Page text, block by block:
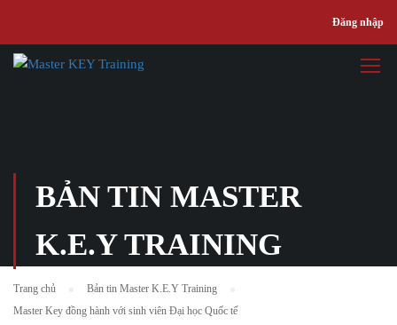
Đăng nhập
BẢN TIN MASTER
K.E.Y TRAINING
Trang chủ
Bản tin Master K.E.Y Training
Master Key đồng hành với sinh viên Đại học Quốc tế